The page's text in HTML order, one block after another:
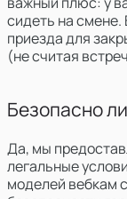
сидеть на
приезда для
(не считая
Безопасно
Да, мы
легальные
моделей вебкам